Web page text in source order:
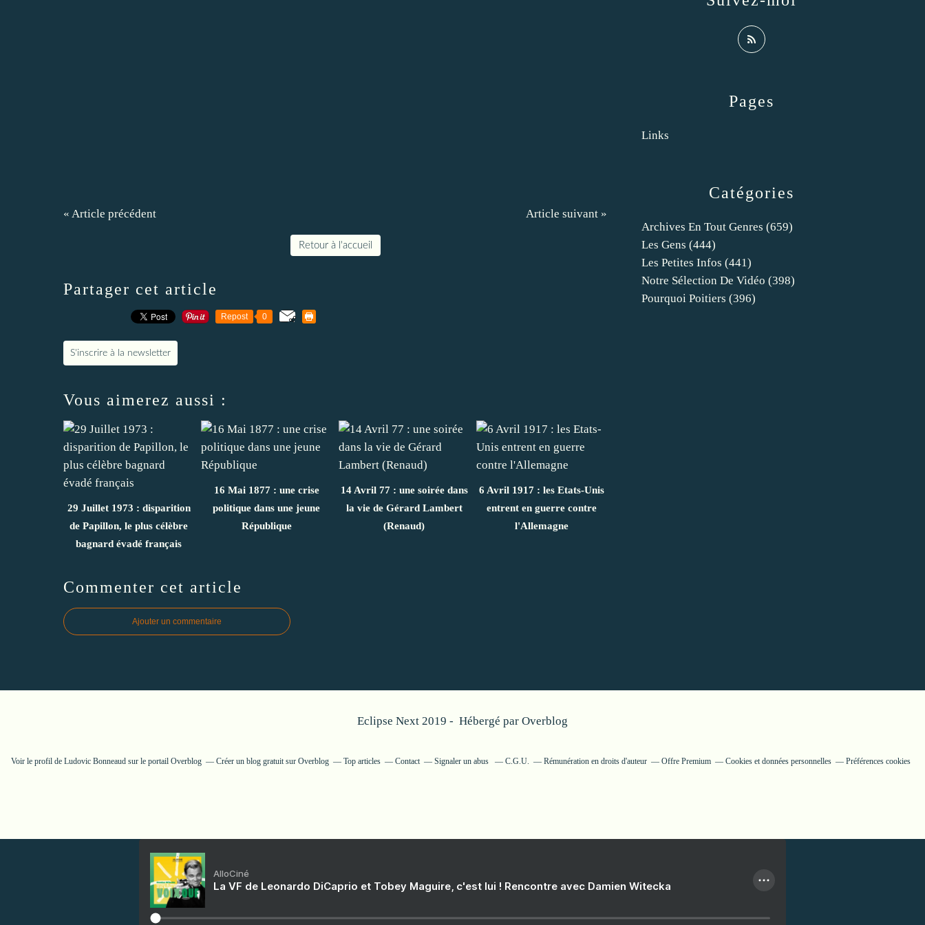
« Article précédent Article suivant »
Retour à l'accueil
Partager cet article
Repost 0
S'inscrire à la newsletter
Vous aimerez aussi :
29 Juillet 1973 : disparition
de Papillon, le plus célèbre
bagnard évadé français
16 Mai 1877 : une crise
politique dans une jeune
République
14 Avril 77 : une soirée dans
la vie de Gérard Lambert
(Renaud)
6 Avril 1917 : les Etats-Unis
entrent en guerre contre
l'Allemagne
Commenter cet article
Ajouter un commentaire
Catégories
Archives En Tout Genres (659)
Les Gens (444)
Les Petites Infos (441)
Notre Sélection De Vidéo (398)
Pourquoi Poitiers (396)
Pages
Links
Eclipse Next 2019 - Hébergé par Overblog
Voir le profil de Ludovic Bonneaudsur le portail Overblog Créer un blog gratuit sur Overblog Top articles Contact Signaler un abus C.G.U. Rémunération en droits d'auteur Offre Premium Cookies et données personnelles Préférences cookies
AlloCiné
La VF de Leonardo DiCaprio et Tobey Maguire, c'est lui ! Rencontre avec Damien Witecka